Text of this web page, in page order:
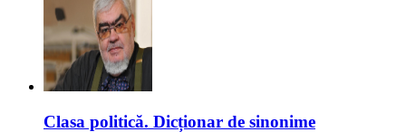
Clasa politică. Dicționar de sinonime